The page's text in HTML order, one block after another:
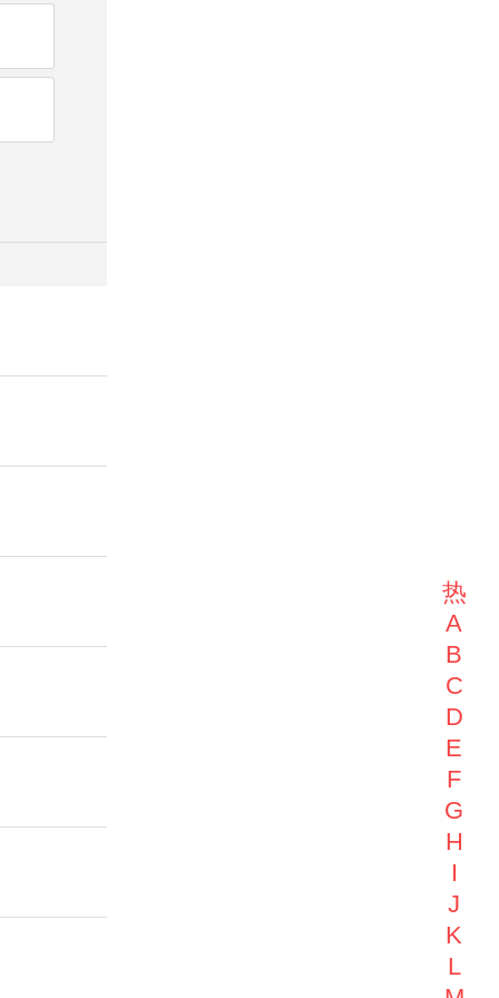
热
A
B
C
D
E
F
G
H
I
J
K
L